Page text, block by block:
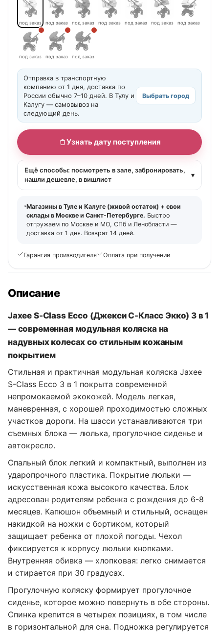
под заказ под заказ под заказ под заказ под заказ под заказ под заказ
под заказ под заказ под заказ
Отправка в транспортную
компанию от 1 дня, доставка по
России обычно 7–10 дней. В Тулу и
Калугу — самовывоз на
следующий день.
Выбрать город
Узнать дату поступления
Ещё способы: посмотреть в зале, забронировать,
нашли дешевле, в вишлист
▾
Магазины в Туле и Калуге (живой остаток) + свои
склады в Москве и Санкт-Петербурге. Быстро
отгружаем по Москве и МО, СПб и Ленобласти —
доставка от 1 дня. Возврат 14 дней.
Гарантия производителя Оплата при получении
Описание
Jaxee S-Class Ecco (Джекси С-Класс Экко) 3 в 1
— современная модульная коляска на
надувных колесах со стильным кожаным
покрытием
Стильная и практичная модульная коляска Jaxee
S-Class Ecco 3 в 1 покрыта современной
непромокаемой экокожей. Модель легкая,
маневренная, с хорошей проходимостью сложных
участков дороги. На шасси устанавливаются три
съемных блока — люлька, прогулочное сиденье и
автокресло.
Спальный блок легкий и компактный, выполнен из
ударопрочного пластика. Покрытие люльки —
искусственная кожа высокого качества. Блок
адресован родителям ребенка с рождения до 6-8
месяцев. Капюшон объемный и стильный, оснащен
накидкой на ножки с бортиком, который
защищает ребенка от плохой погоды. Чехол
фиксируется к корпусу люльки кнопками.
Внутренняя обивка — хлопковая: легко снимается
и стирается при 30 градусах.
Прогулочную коляску формирует прогулочное
сиденье, которое можно повернуть в обе стороны.
Спинка крепится в четырех позициях, в том числе
в горизонтальной для сна. Подножка регулируется